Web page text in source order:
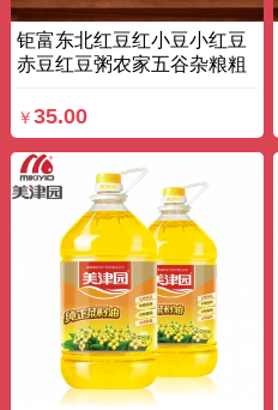
钜富东北红豆红小豆小红豆
赤豆红豆粥农家五谷杂粮粗
￥ 35.00